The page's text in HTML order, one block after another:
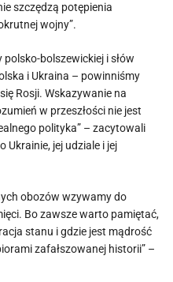
szczędzą potępienia
wojny”.
bolszewickiej i słów
i Ukraina – powinniśmy
Rosji. Wskazywanie na
w przeszłości nie jest
polityka” – zacytowali
Ukrainie, jej udziale i jej
obozów wzywamy do
Bo zawsze warto pamiętać,
stanu i gdzie jest mądrość
zafałszowanej historii” –